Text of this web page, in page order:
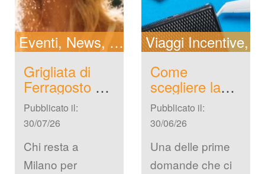
Cerca New
Eventi New News Locali
Grigliata di
Ferragosto al
Beach Garden
Club Milano:
la Festa da
Non Perdere
del 15 Agosto
Pubblicato il:
30/07/26
Chi resta a
Milano per
Viaggi Incentive
Come
cegliere la
destinazione
giusta per un
viaggio
incentive
aziendale
Pubblicato il:
30/06/26
Una delle prime
domande che ci